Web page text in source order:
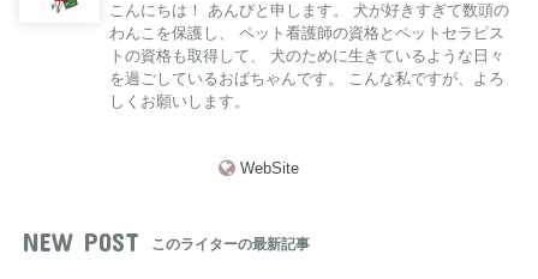
こんにちは！ あんびと申します。 犬が好きすぎて数頭の
わんこを保護し、 ペット看護師の資格とペットセラピス
トの資格も取得して、 犬のために生きているような日々
を過ごしているおばちゃんです。 こんな私ですが、よろ
しくお願いします。
WebSite
NEW POST このライターの最新記事